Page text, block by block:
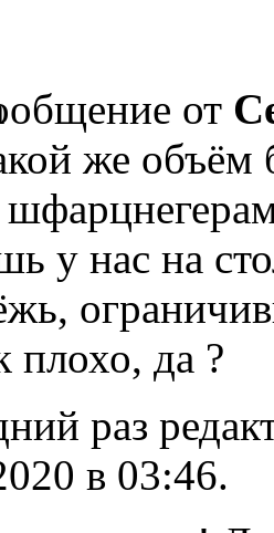
от
же объём
у нас на
плохо, да ?
раз
в 03:46.